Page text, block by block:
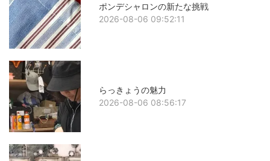
ポンデシャロンの新たな挑戦
2026-08-06 09:52:11
らっきょうの魅力
2026-08-06 08:56:17